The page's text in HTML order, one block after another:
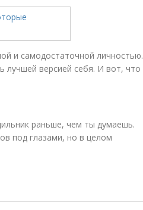
и самодостаточной личностью.
лучшей версией себя. И вот, что
раньше, чем ты думаешь.
под глазами, но в целом